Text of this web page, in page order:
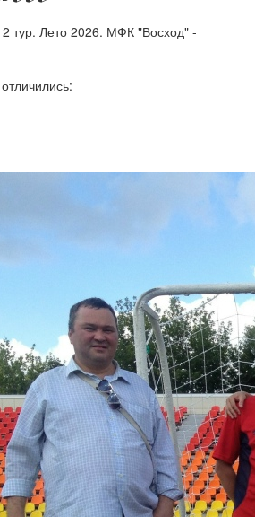
тур. Лето 2026. МФК "Восход" -